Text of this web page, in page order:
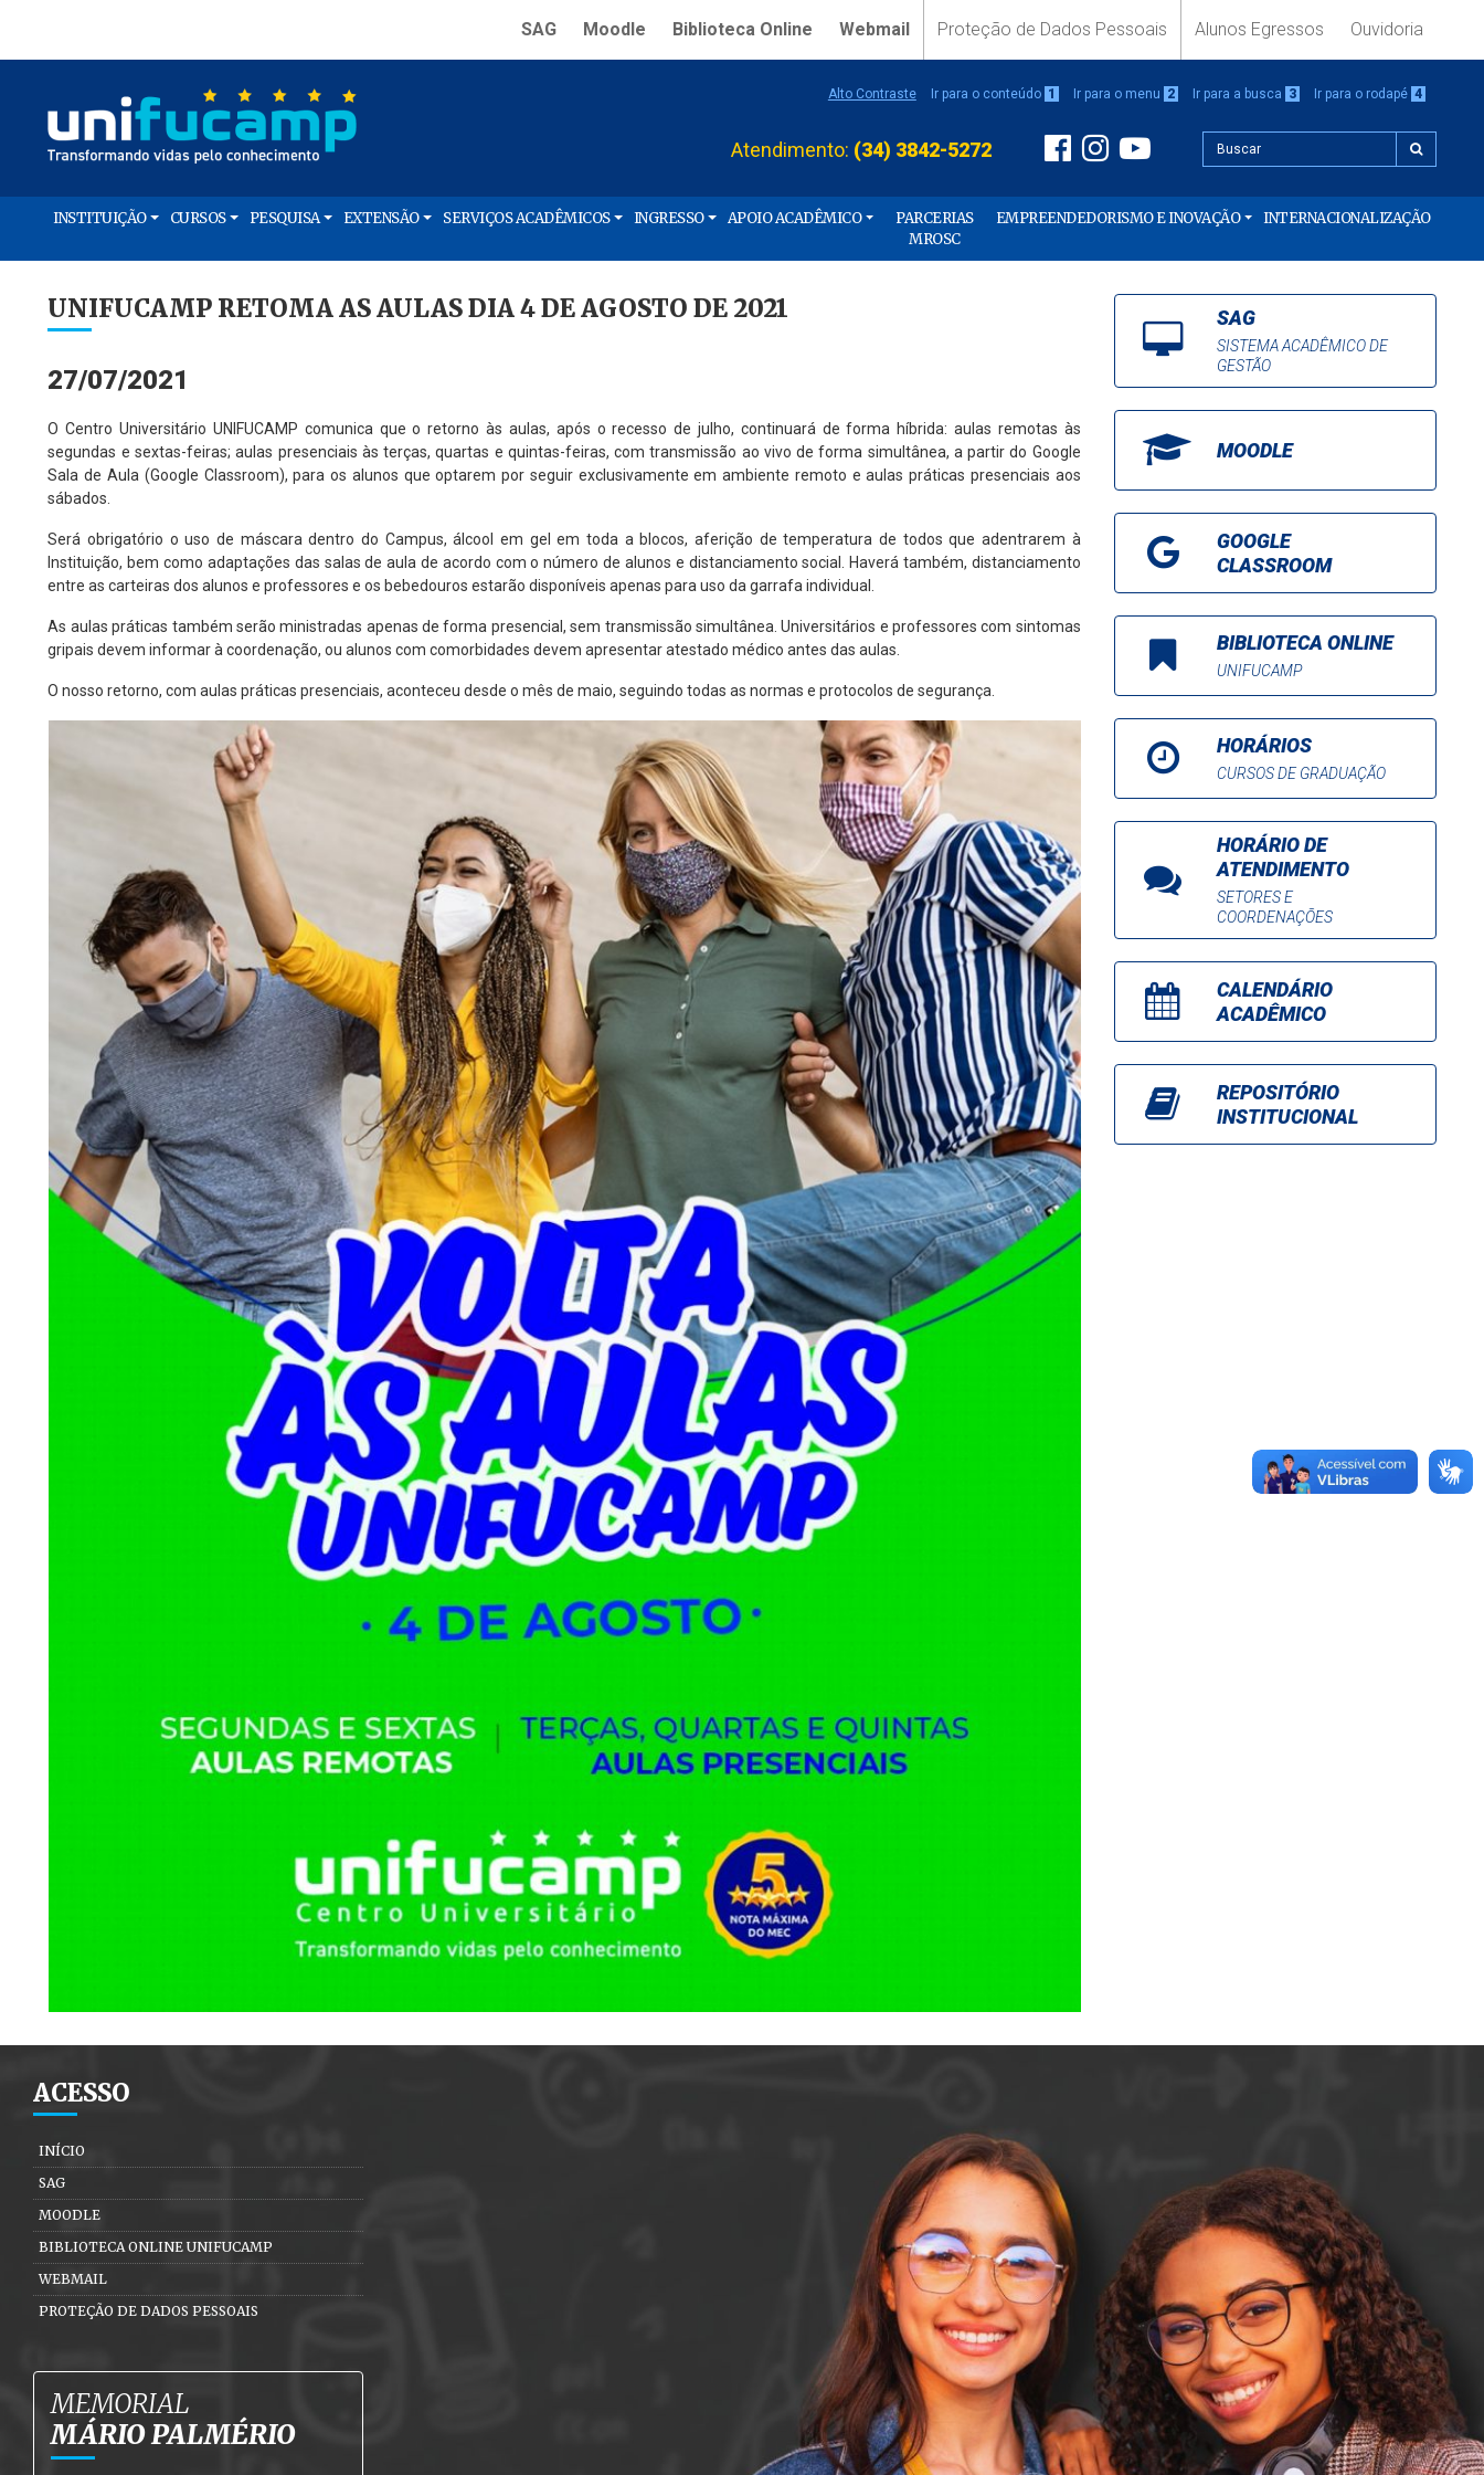
SAG Moodle Biblioteca Online Webmail Proteção de Dados Pessoais Alunos Egressos Ouvidoria
Alto Contraste Ir para o conteúdo 1 Ir para o menu 2 Ir para a busca 3 Ir para o rodapé 4
Atendimento: (34) 3842-5272
INSTITUIÇÃO CURSOS PESQUISA EXTENSÃO SERVIÇOS ACADÊMICOS INGRESSO APOIO ACADÊMICO
PARCERIAS
MROSC
EMPREENDEDORISMO E INOVAÇÃO INTERNACIONALIZAÇÃO
UNIFUCAMP RETOMA AS AULAS DIA 4 DE AGOSTO DE 2021
27/07/2021
O Centro Universitário UNIFUCAMP comunica que o retorno às aulas, após o recesso de julho, continuará de forma híbrida: aulas remotas às
segundas e sextas-feiras; aulas presenciais às terças, quartas e quintas-feiras, com transmissão ao vivo de forma simultânea, a partir do Google
Sala de Aula (Google Classroom), para os alunos que optarem por seguir exclusivamente em ambiente remoto e aulas práticas presenciais aos
sábados.
Será obrigatório o uso de máscara dentro do Campus, álcool em gel em toda a blocos, aferição de temperatura de todos que adentrarem à
Instituição, bem como adaptações das salas de aula de acordo com o número de alunos e distanciamento social. Haverá também, distanciamento
entre as carteiras dos alunos e professores e os bebedouros estarão disponíveis apenas para uso da garrafa individual.
As aulas práticas também serão ministradas apenas de forma presencial, sem transmissão simultânea. Universitários e professores com sintomas
gripais devem informar à coordenação, ou alunos com comorbidades devem apresentar atestado médico antes das aulas.
O nosso retorno, com aulas práticas presenciais, aconteceu desde o mês de maio, seguindo todas as normas e protocolos de segurança.
SAG
SISTEMA ACADÊMICO DE
GESTÃO
MOODLE
GOOGLE
CLASSROOM
BIBLIOTECA ONLINE
UNIFUCAMP
HORÁRIOS
CURSOS DE GRADUAÇÃO
HORÁRIO DE
ATENDIMENTO
SETORES E
COORDENAÇÕES
CALENDÁRIO
ACADÊMICO
REPOSITÓRIO
INSTITUCIONAL
ACESSO
INÍCIO
SAG
MOODLE
BIBLIOTECA ONLINE UNIFUCAMP
WEBMAIL
PROTEÇÃO DE DADOS PESSOAIS
MEMORIAL
MÁRIO PALMÉRIO